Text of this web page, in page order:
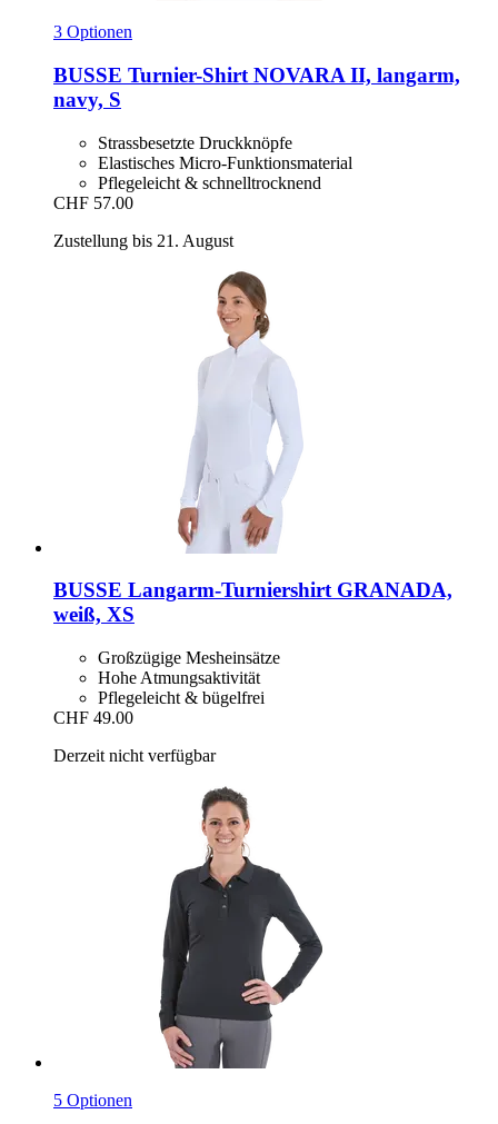
3 Optionen
BUSSE Turnier-​Shirt NOVARA II, langarm,
navy, S
Strassbesetzte Druckknöpfe
Elastisches Micro-Funktionsmaterial
Pflegeleicht & schnelltrocknend
CHF 57.00
Zustellung bis 21. August
BUSSE Langarm-​Turniershirt GRANADA,
weiß, XS
Großzügige Mesheinsätze
Hohe Atmungsaktivität
Pflegeleicht & bügelfrei
CHF 49.00
Derzeit nicht verfügbar
5 Optionen